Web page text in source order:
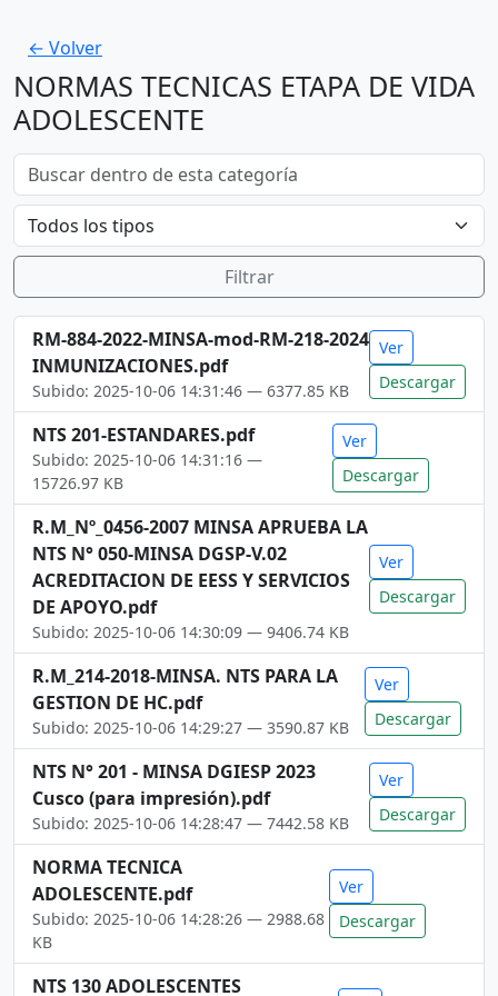
← Volver
NORMAS TECNICAS ETAPA DE VIDA
ADOLESCENTE
Filtrar
RM-884-2022-MINSA-mod-RM-218-2024
INMUNIZACIONES.pdf
Subido: 2025-10-06 14:31:46 — 6377.85 KB
Ver
Descargar
NTS 201-ESTANDARES.pdf
Subido: 2025-10-06 14:31:16 —
15726.97 KB
Ver
Descargar
R.M_Nº_0456-2007 MINSA APRUEBA LA
NTS N° 050-MINSA DGSP-V.02
ACREDITACION DE EESS Y SERVICIOS
DE APOYO.pdf
Subido: 2025-10-06 14:30:09 — 9406.74 KB
Ver
Descargar
R.M_214-2018-MINSA. NTS PARA LA
GESTION DE HC.pdf
Subido: 2025-10-06 14:29:27 — 3590.87 KB
Ver
Descargar
NTS N° 201 - MINSA DGIESP 2023
Cusco (para impresión).pdf
Subido: 2025-10-06 14:28:47 — 7442.58 KB
Ver
Descargar
NORMA TECNICA
ADOLESCENTE.pdf
Subido: 2025-10-06 14:28:26 — 2988.68
KB
Ver
Descargar
NTS 130 ADOLESCENTES